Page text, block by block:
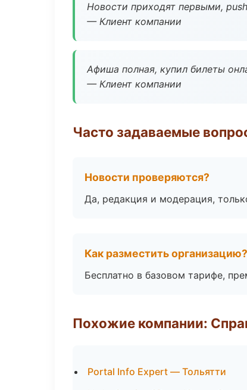
Новости приходят первыми,
— Клиент компании
Афиша полная, купил билеты
— Клиент компании
Часто задаваемые
Новости проверяются?
Да, редакция и модерация,
Как разместить организацию?
Бесплатно в базовом тарифе,
Похожие компании:
Portal Info Expert — Тольятти